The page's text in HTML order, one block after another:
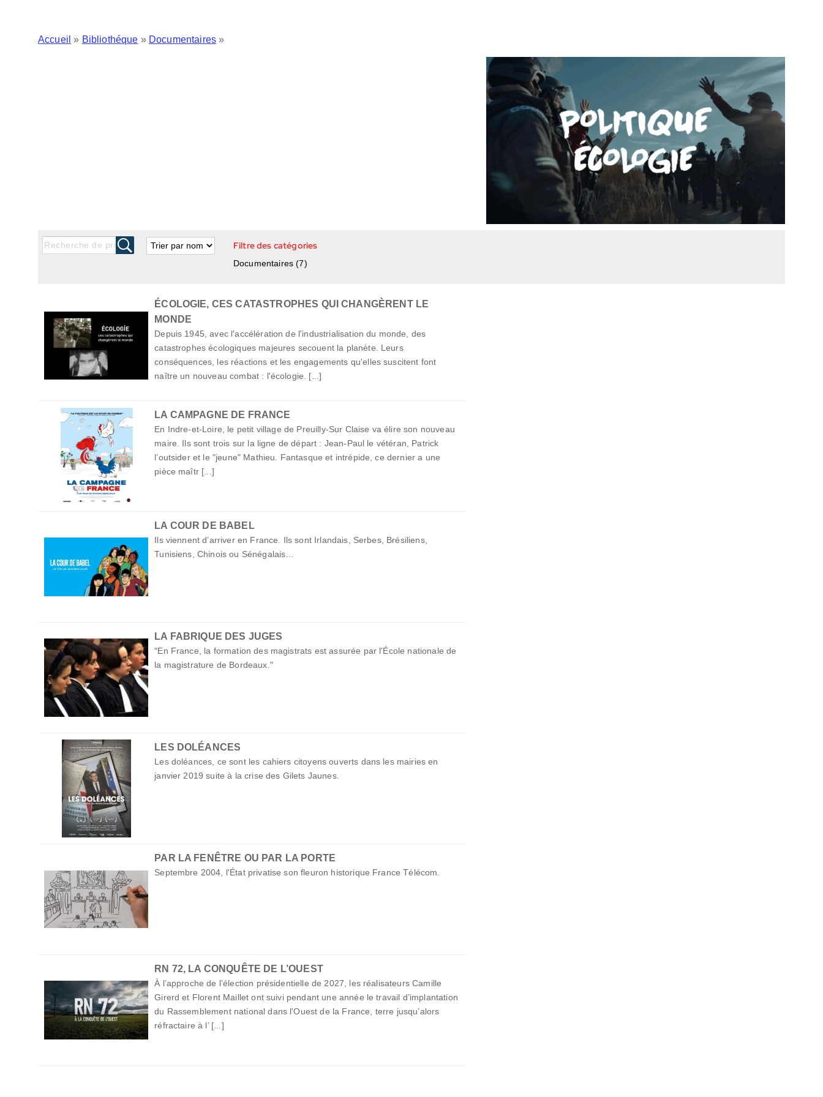
Accueil » Bibliothéque » Documentaires »
Filtre des catégories
Documentaires(7)
ÉCOLOGIE, CES CATASTROPHES QUI CHANGÈRENT LE
MONDE
Depuis 1945, avec l'accélération de l'industrialisation du monde, des
catastrophes écologiques majeures secouent la planète. Leurs
conséquences, les réactions et les engagements qu'elles suscitent font
naître un nouveau combat : l'écologie. [...]
LA CAMPAGNE DE FRANCE
En Indre-et-Loire, le petit village de Preuilly-Sur Claise va élire son nouveau
maire. Ils sont trois sur la ligne de départ : Jean-Paul le vétéran, Patrick
l’outsider et le "jeune" Mathieu. Fantasque et intrépide, ce dernier a une
pièce maîtr [...]
LA COUR DE BABEL
Ils viennent d’arriver en France. Ils sont Irlandais, Serbes, Brésiliens,
Tunisiens, Chinois ou Sénégalais…
LA FABRIQUE DES JUGES
"En France, la formation des magistrats est assurée par l'École nationale de
la magistrature de Bordeaux."
LES DOLÉANCES
Les doléances, ce sont les cahiers citoyens ouverts dans les mairies en
janvier 2019 suite à la crise des Gilets Jaunes.
PAR LA FENÊTRE OU PAR LA PORTE
Septembre 2004, l'État privatise son fleuron historique France Télécom.
RN 72, LA CONQUÊTE DE L’OUEST
À l’approche de l’élection présidentielle de 2027, les réalisateurs Camille
Girerd et Florent Maillet ont suivi pendant une année le travail d’implantation
du Rassemblement national dans l'Ouest de la France, terre jusqu’alors
réfractaire à l’ [...]